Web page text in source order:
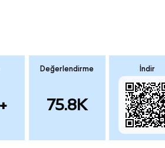
Değerlendirme
75.8K
İndir